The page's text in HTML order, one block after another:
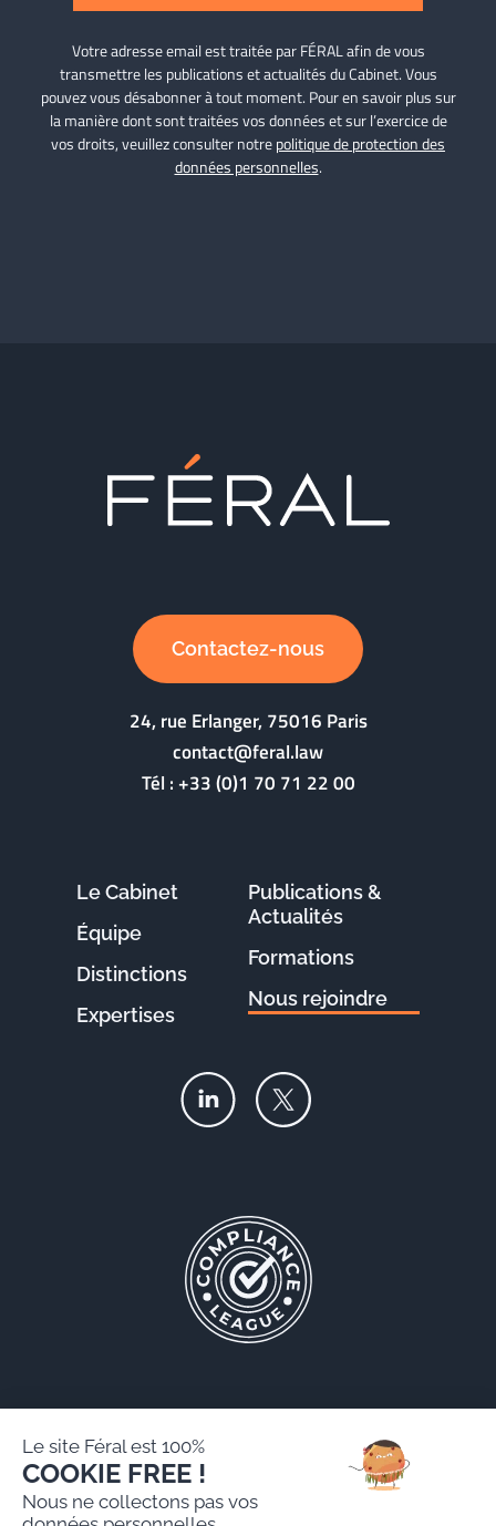
Votre adresse email est traitée par FÉRAL afin de vous
transmettre les publications et actualités du Cabinet. Vous
pouvez vous désabonner à tout moment. Pour en savoir plus sur
la manière dont sont traitées vos données et sur l’exercice de
vos droits, veuillez consulter notrepolitique de protection des
données personnelles.
Contactez-nous
24, rue Erlanger, 75016 Paris
contact@feral.law
Tél :+33 (0)1 70 71 22 00
Le Cabinet
Équipe
Distinctions
Expertises
Publications &
Actualités
Formations
Nous rejoindre
Mentions légales
Le site Féral est 100%
COOKIE FREE !
Nous ne collectons pas vos